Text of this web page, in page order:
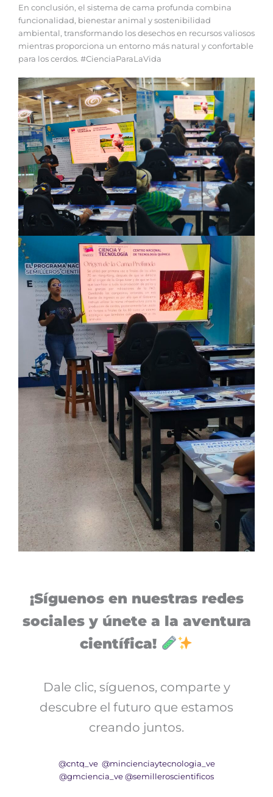
En conclusión, el sistema de cama profunda combina
funcionalidad, bienestar animal y sostenibilidad
ambiental, transformando los desechos en recursos valiosos
mientras proporciona un entorno más natural y confortable
para los cerdos. #CienciaParaLaVida
¡Síguenos en nuestras redes
sociales y únete a la aventura
científica!
Dale clic, síguenos, comparte y
descubre el futuro que estamos
creando juntos.
@cntq_ve @mincienciaytecnologia_ve
@gmciencia_ve @semilleroscientificos